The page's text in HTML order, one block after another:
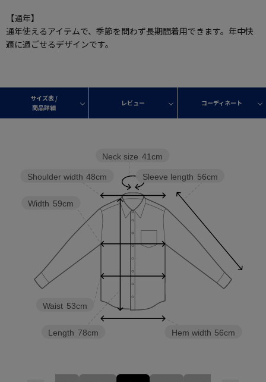
【通年】
通年使えるアイテムで、季節を問わず長期間着用できます。年中快
適に過ごせるデザインです。
サイズ表 /
商品詳細
レビュー コーディネート
Hem width 56cm
Sleeve length 56cm
Neck size 41cm
Length 78cm
Waist 53cm
Width 59cm
Shoulder width 48cm